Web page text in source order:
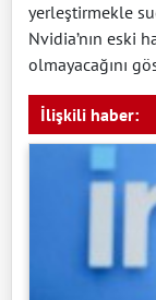
yerleştirmekle
Nvidia’nın eski
olmayacağını
İlişkili haber: